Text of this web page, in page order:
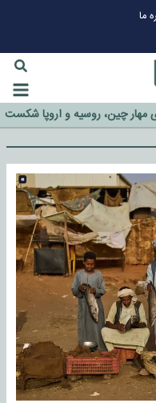
ما
مهار چین، روسیه و اروپا شکست